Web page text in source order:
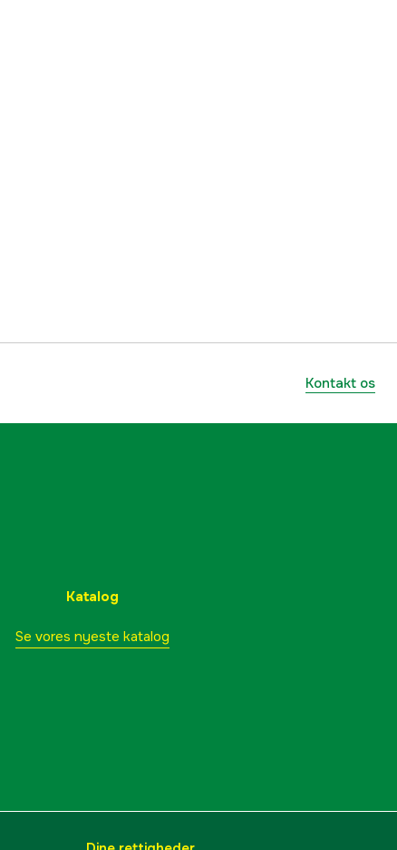
Kontakt os
Katalog
Se vores nyeste katalog